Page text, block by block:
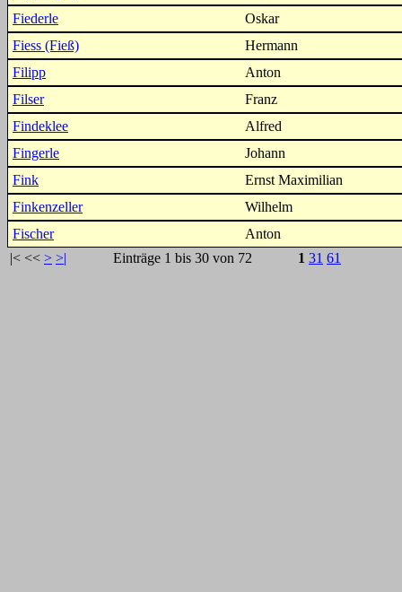
Fiederle
Oskar
Fiess (Fieß)
Hermann
Filipp
Anton
Filser
Franz
Findeklee
Alfred
Fingerle
Johann
Fink
Ernst Maximilian
Finkenzeller
Wilhelm
Fischer
Anton
|< << > >| Einträge 1 bis 30 von 72 1 31 61